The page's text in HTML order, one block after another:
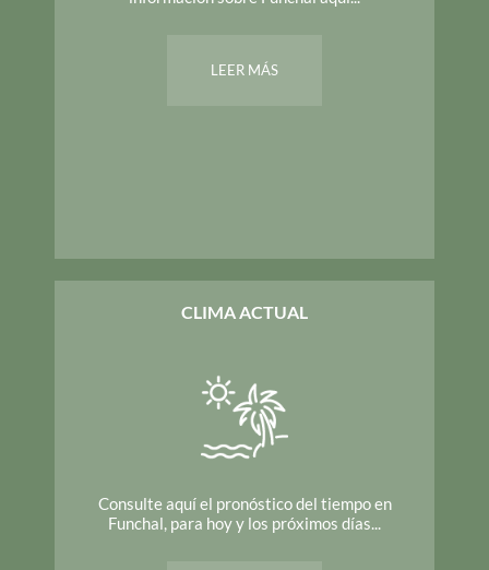
LEER MÁS
CLIMA ACTUAL
Consulte aquí el pronóstico del tiempo en
Funchal, para hoy y los próximos días...